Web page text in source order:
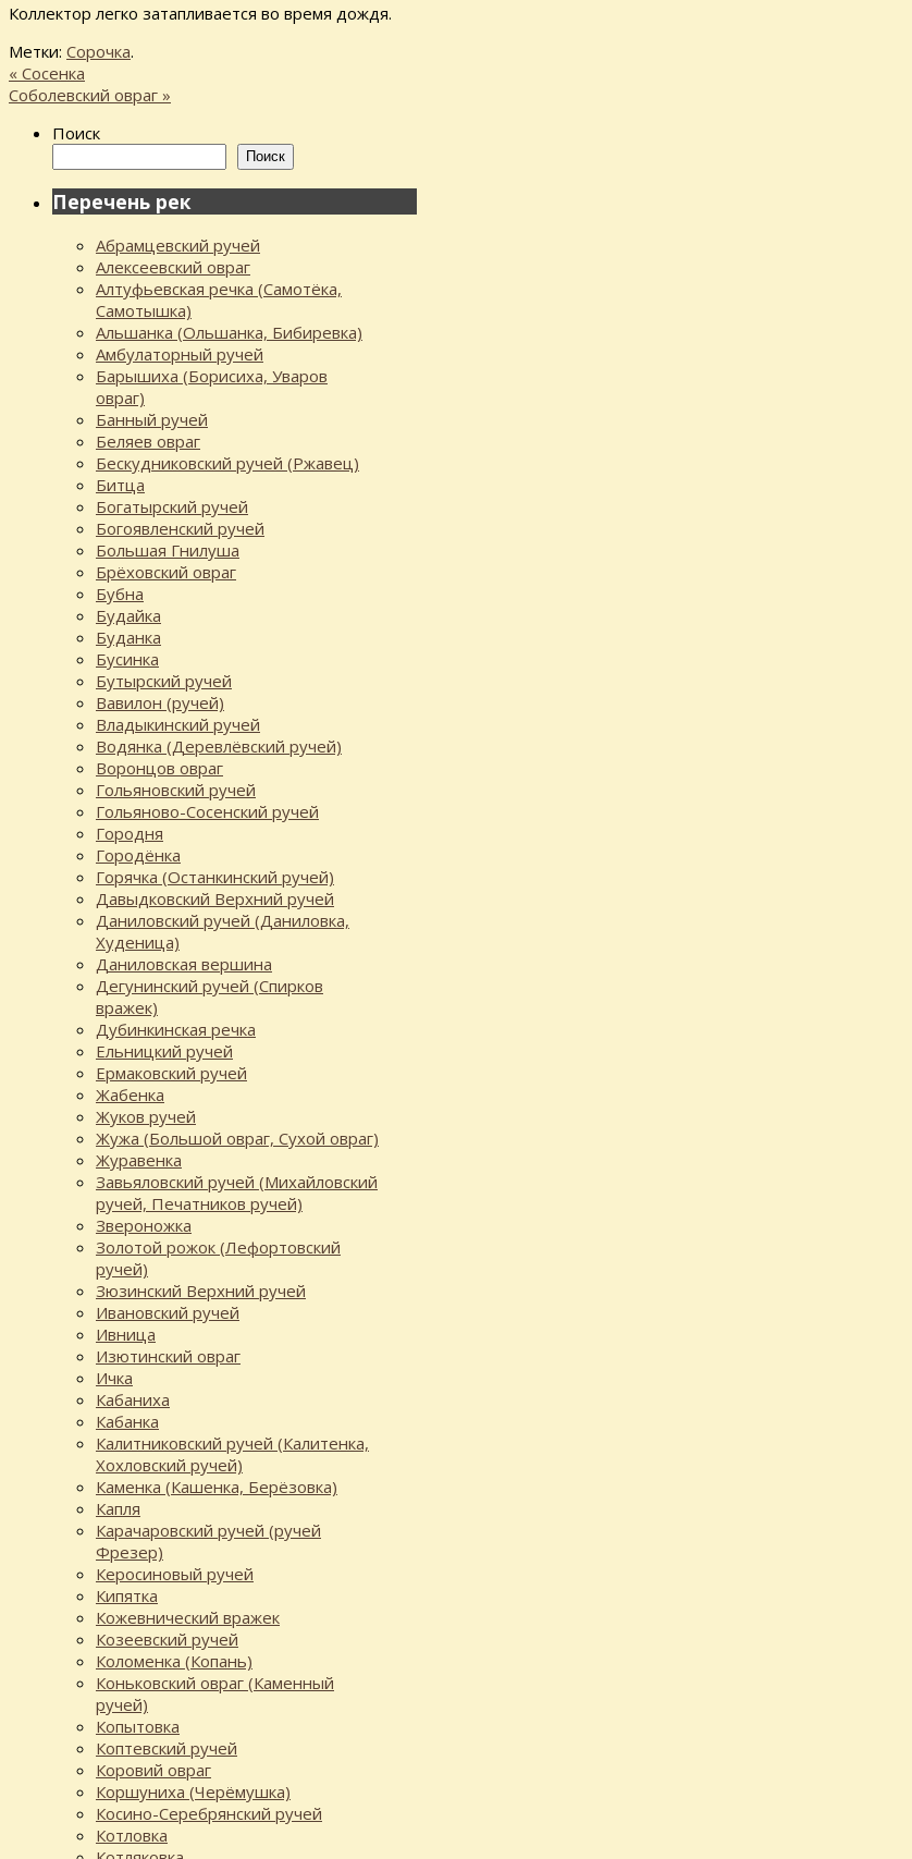
Коллектор легко затапливается во время дождя.
Метки: Сорочка.
« Сосенка
Соболевский овраг »
Поиск
Поиск
Перечень рек
Абрамцевский ручей
Алексеевский овраг
Алтуфьевская речка (Самотёка,
Самотышка)
Альшанка (Ольшанка, Бибиревка)
Амбулаторный ручей
Барышиха (Борисиха, Уваров
овраг)
Банный ручей
Беляев овраг
Бескудниковский ручей (Ржавец)
Битца
Богатырский ручей
Богоявленский ручей
Большая Гнилуша
Брёховский овраг
Бубна
Будайка
Буданка
Бусинка
Бутырский ручей
Вавилон (ручей)
Владыкинский ручей
Водянка (Деревлёвский ручей)
Воронцов овраг
Гольяновский ручей
Гольяново-Сосенский ручей
Городня
Городёнка
Горячка (Останкинский ручей)
Давыдковский Верхний ручей
Даниловский ручей (Даниловка,
Худеница)
Даниловская вершина
Дегунинский ручей (Спирков
вражек)
Дубинкинская речка
Ельницкий ручей
Ермаковский ручей
Жабенка
Жуков ручей
Жужа (Большой овраг, Сухой овраг)
Журавенка
Завьяловский ручей (Михайловский
ручей, Печатников ручей)
Звероножка
Золотой рожок (Лефортовский
ручей)
Зюзинский Верхний ручей
Ивановский ручей
Ивница
Изютинский овраг
Ичка
Кабаниха
Кабанка
Калитниковский ручей (Калитенка,
Хохловский ручей)
Каменка (Кашенка, Берёзовка)
Капля
Карачаровский ручей (ручей
Фрезер)
Керосиновый ручей
Кипятка
Кожевнический вражек
Козеевский ручей
Коломенка (Копань)
Коньковский овраг (Каменный
ручей)
Копытовка
Коптевский ручей
Коровий овраг
Коршуниха (Черёмушка)
Косино-Серебрянский ручей
Котловка